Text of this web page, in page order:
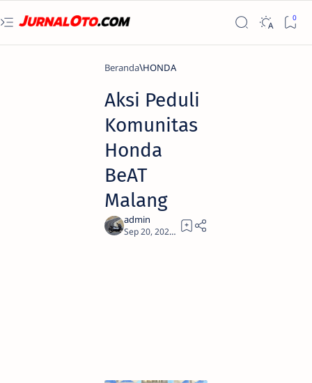
Beranda HONDA
Aksi Peduli
Komunitas
Honda
BeAT
Malang
1